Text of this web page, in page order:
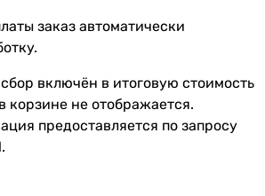
заказ автоматически
включён в итоговую стоимость
корзине не отображается.
предоставляется по запросу